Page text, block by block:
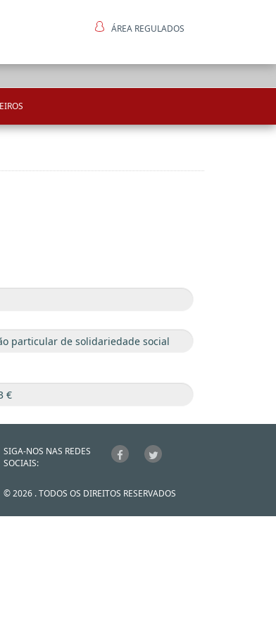
ÁREA REGULADOS
SIGA-NOS NAS REDES
SOCIAIS:
© 2026 . TODOS OS DIREITOS RESERVADOS